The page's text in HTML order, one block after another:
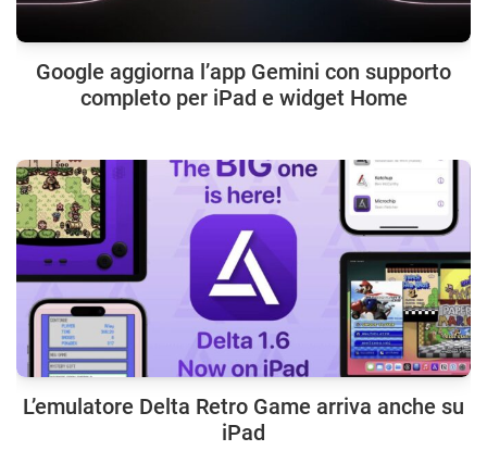
Google aggiorna l’app Gemini con supporto
completo per iPad e widget Home
L’emulatore Delta Retro Game arriva anche su
iPad